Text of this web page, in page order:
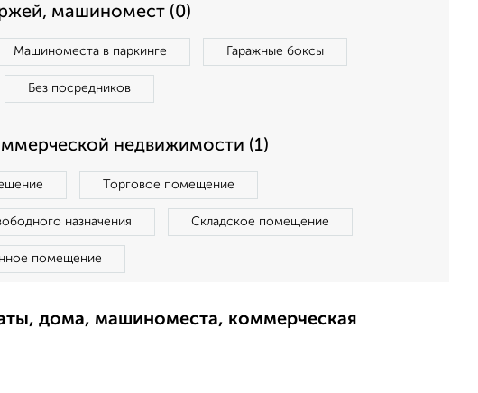
машиномест (0)
Машиноместа в паркинге Гаражные боксы
Без посредников
недвижимости (1)
Торговое помещение
назначения Складское помещение
помещение
дома, машиноместа, коммерческая